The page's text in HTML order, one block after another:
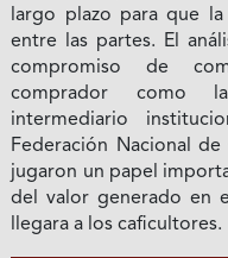
largo plazo para que la
entre las partes. El
compromiso de
comprador como
intermediario
Federación Nacional
jugaron un papel
del valor generado en
llegara a los caficultores.